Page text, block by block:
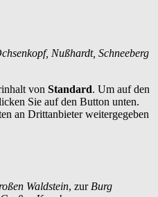
Nußhardt, Schneeberg
von Standard. Um auf den
Sie auf den Button unten.
an Drittanbieter weitergegeben
Waldstein, zur Burg